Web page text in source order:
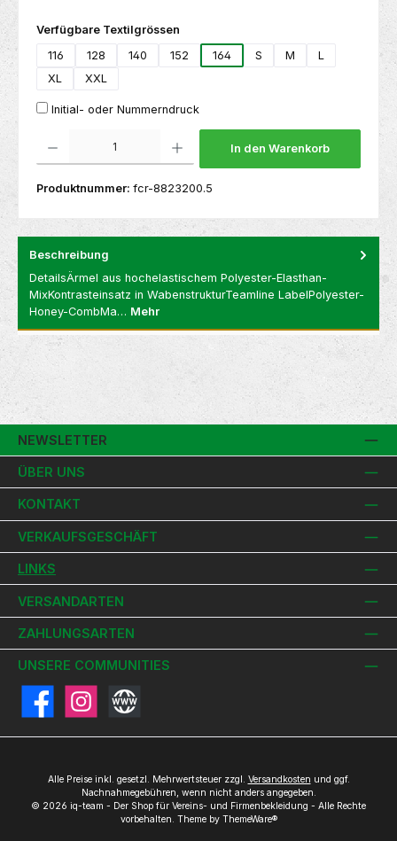
Verfügbare Textilgrössen
116
128 140 152 164 S M
L
XL
XXL
Initial- oder Nummerndruck
Produkt Anzahl: Gib den gewünschten Wert ein oder benutze die Schaltflächen um
In den Warenkorb
Produktnummer: fcr-8823200.5
Beschreibung
DetailsÄrmel aus hochelastischem Polyester-Elasthan-
MixKontrasteinsatz in WabenstrukturTeamline LabelPolyester-
Honey-CombMa… Mehr
NEWSLETTER
ÜBER UNS
KONTAKT
VERKAUFSGESCHÄFT
LINKS
VERSANDARTEN
ZAHLUNGSARTEN
UNSERE COMMUNITIES
FacebookInstagramWebsite
Alle Preise inkl. gesetzl. Mehrwertsteuer zzgl. Versandkosten und ggf.
Nachnahmegebühren, wenn nicht anders angegeben.
© 2026 iq-team - Der Shop für Vereins- und Firmenbekleidung - Alle Rechte
vorbehalten. Theme by ThemeWare®